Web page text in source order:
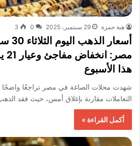
هبة حمزة 29 سبتمبر، 2025 0
3
هذا الأسبوع
شهدت محلات الصاغة في مصر تراجعًا واضحًا
التعاملات مقارنة بإغلاق أمس، حيث فقد الذهب
أكمل القراءة »